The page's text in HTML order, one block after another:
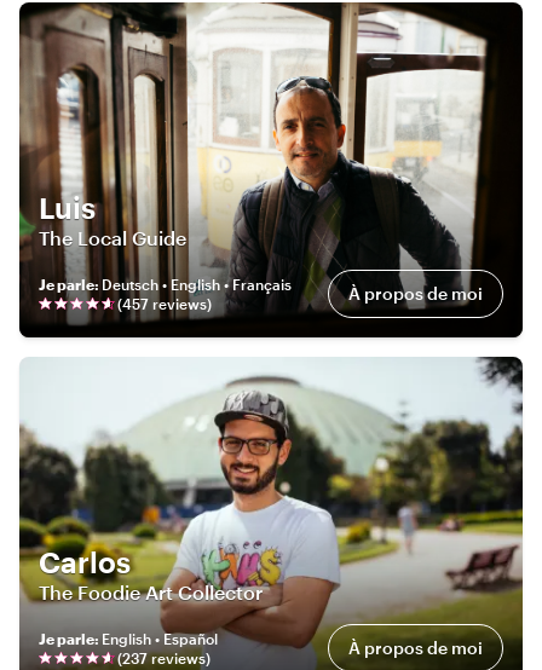
Luis
The Local Guide
Je parle: Deutsch • English • Français
(457 reviews) À propos de moi
Carlos
The Foodie Art Collector
Je parle: English • Español
(237reviews) À propos de moi